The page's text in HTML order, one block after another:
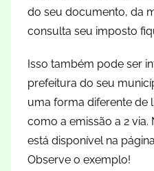
do seu documento, da
consulta seu imposto
Isso também pode ser
prefeitura do seu
uma forma diferente de
como a emissão a 2 via.
está disponível na
Observe o exemplo!